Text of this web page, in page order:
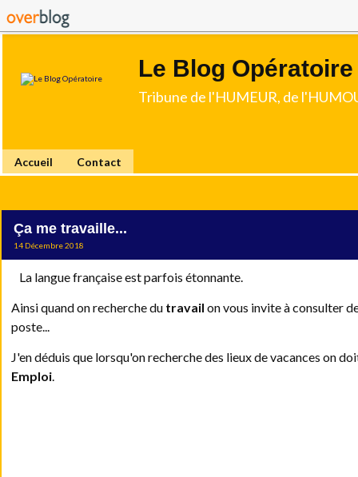
Le Blog Opératoire
Tribune de l'HUMEUR, de
Accueil Contact
Ça me travaille...
14 Décembre 2018
La langue française est parfois étonnante.
Ainsi quand on recherche du travail on vous invite à consulter
poste...
J'en déduis que lorsqu'on recherche des lieux de vacances on
Emploi.